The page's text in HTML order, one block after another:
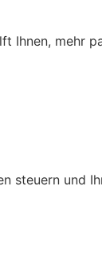
Ihnen, mehr
steuern und